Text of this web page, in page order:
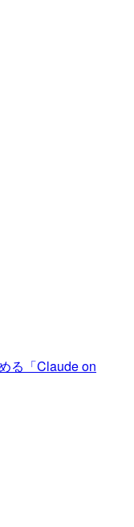
る「Claude on